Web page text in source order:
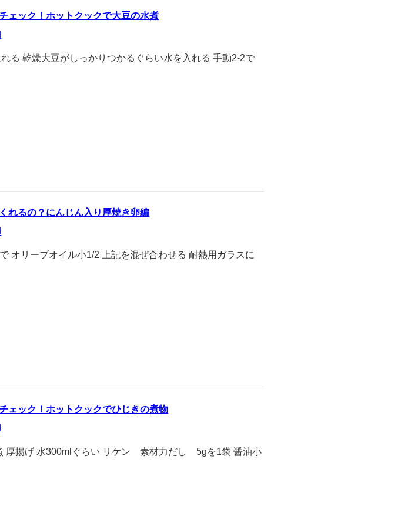
ェック！ホットクックで大豆の水煮
る 乾燥大豆がしっかりつかるぐらい水を入れる 手動2-2で
れるの？にんじん入り厚焼き卵編
オリーブオイル小1/2 上記を混ぜ合わせる 耐熱用ガラスに
ェック！ホットクックでひじきの煮物
厚揚げ 水300mlぐらい リケン 素材力だし 5gを1袋 醤油小